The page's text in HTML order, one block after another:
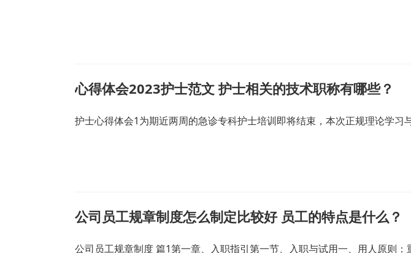
心得体会2023护士范文 护士相关的技术职称有哪些？
护士心得体会1为期近两周的急诊专科护士培训即将结束，本次正规理论学
公司员工规章制度怎么制定比较好 员工的特点是什么？
公司员工规章制度 篇1第一章、入职指引第一节、入职与试用一、用人原则